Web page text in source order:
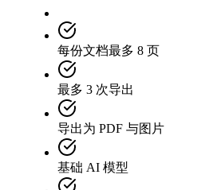
每份文档最多 8 页
最多 3 次导出
导出为 PDF 与图片
基础 AI 模型